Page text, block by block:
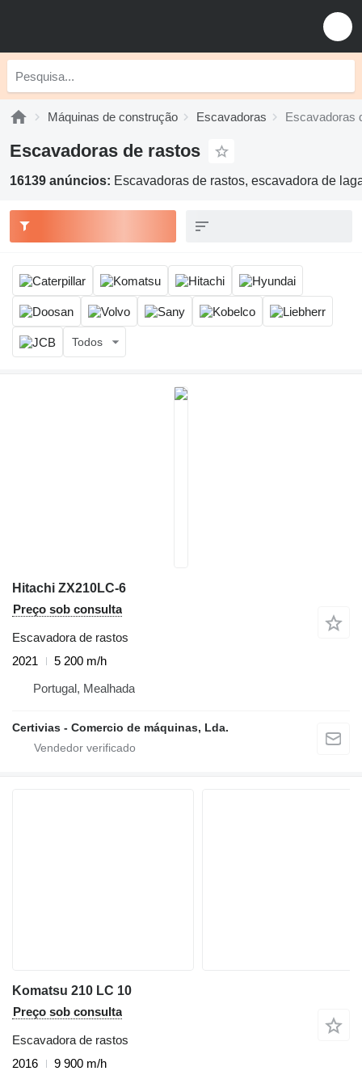
Máquinas de construção Escavadoras Escavadoras
Escavadoras de rastos
16139 anúncios: Escavadoras de rastos, escavadora de
Todos
Hitachi ZX210LC-6
Preço sob consulta
Escavadora de rastos
2021
5 200 m/h
Portugal, Mealhada
Certivias - Comercio de máquinas, Lda.
Komatsu 210 LC 10
Preço sob consulta
Escavadora de rastos
2016
9 900 m/h